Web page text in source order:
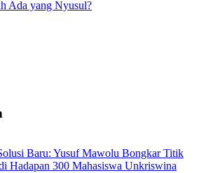
Ada yang Nyusul?
Baru: Yusuf Mawolu Bongkar Titik
Hadapan 300 Mahasiswa Unkriswina